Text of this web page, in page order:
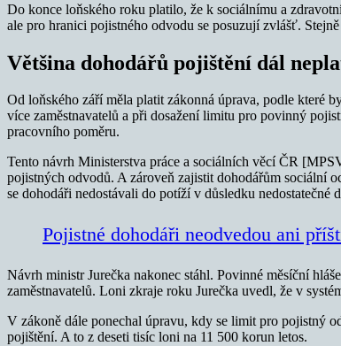
Do konce loňského roku platilo, že k sociálnímu a
ale pro hranici pojistného odvodu se posuzují zvlášť.
Většina dohodářů pojištění dál
Od loňského září měla platit zákonná úprava, podle které
více zaměstnavatelů a při dosažení limitu pro povinný
pracovního poměru.
Tento návrh Ministerstva práce a sociálních věcí ČR
pojistných odvodů. A zároveň zajistit dohodářům sociální
se dohodáři nedostávali do potíží v důsledku nedostatečné
Pojistné dohodáři neodvedou ani
Návrh ministr Jurečka nakonec stáhl. Povinné měsíční
zaměstnavatelů. Loni zkraje roku Jurečka uvedl, že v
V zákoně dále ponechal úpravu, kdy se limit pro pojistný
pojištění. A to z deseti tisíc loni na 11 500 korun letos.